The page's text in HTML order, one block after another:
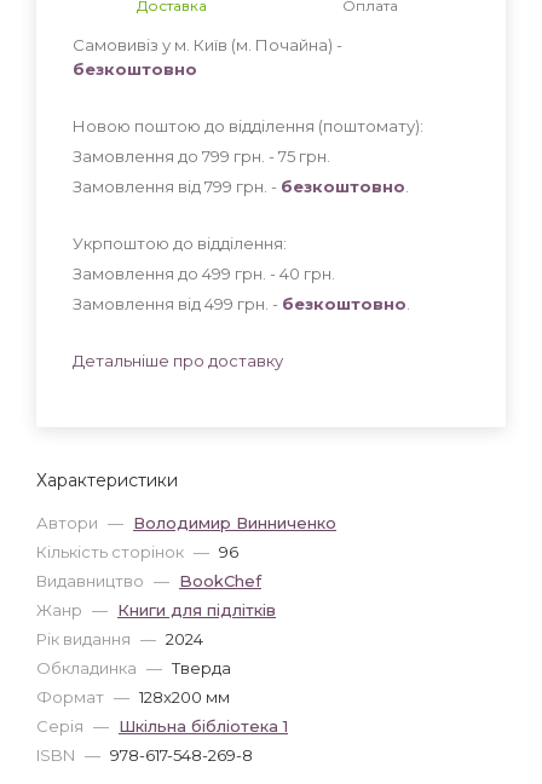
Характеристики
Автори — Володимир Винниченко
Кількість сторінок — 96
Видавництво — BookChef
Жанр — Книги для підлітків
Рік видання — 2024
Обкладинка — Тверда
Формат — 128x200 мм
Серія — Шкільна бiблiотека 1
ISBN — 978-617-548-269-8
Доставка
Оплата
Самовивіз у м. Київ (м. Почайна) -
безкоштовно
Новою поштою до відділення (поштомату):
Замовлення до 799 грн. - 75 грн
Замовлення від 799 грн. - безкоштовно
Укрпоштою до відділення:
Замовлення до 499 грн. - 40 грн
Замовлення від 499 грн. - безкоштовно
Детальніше про доставку